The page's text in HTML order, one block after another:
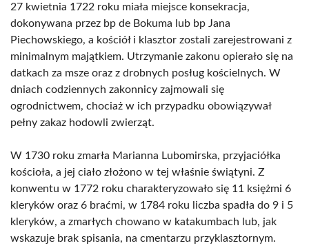
27 kwietnia 1722 roku miała miejsce konsekracja,
dokonywana przez bp de Bokuma lub bp Jana
Piechowskiego, a kościół i klasztor zostali zarejestrowani z
minimalnym majątkiem. Utrzymanie zakonu opierało się na
datkach za msze oraz z drobnych posług kościelnych. W
dniach codziennych zakonnicy zajmowali się
ogrodnictwem, chociaż w ich przypadku obowiązywał
pełny zakaz hodowli zwierząt.
W 1730 roku zmarła Marianna Lubomirska, przyjaciółka
kościoła, a jej ciało złożono w tej właśnie świątyni. Z
konwentu w 1772 roku charakteryzowało się 11 księżmi 6
kleryków oraz 6 braćmi, w 1784 roku liczba spadła do 9 i 5
kleryków, a zmarłych chowano w katakumbach lub, jak
wskazuje brak spisania, na cmentarzu przyklasztornym.